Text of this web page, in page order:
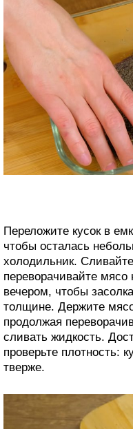
Переложите кусок в
чтобы осталась
холодильник.
переворачивайте
вечером, чтобы
толщине. Держите
продолжая
сливать жидкость.
проверьте плотность:
тверже.